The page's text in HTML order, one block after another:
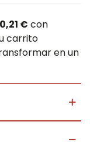
0,21 € con
carrito
en un